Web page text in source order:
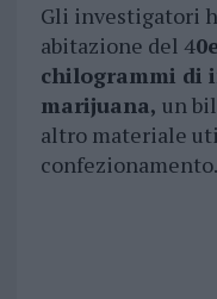
Gli investigatori
abitazione del 4
chilogrammi di
marijuana, un
altro materiale
confezionamento.